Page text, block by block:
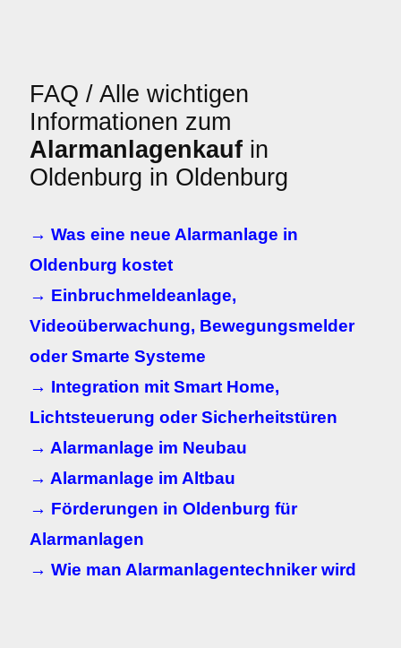
FAQ / Alle wichtigen
Informationen zum
Alarmanlagenkauf in
Oldenburg in Oldenburg
→ Was eine neue Alarmanlage in
Oldenburg kostet
→ Einbruchmeldeanlage,
Videoüberwachung, Bewegungsmelder
oder Smarte Systeme
→ Integration mit Smart Home,
Lichtsteuerung oder Sicherheitstüren
→ Alarmanlage im Neubau
→ Alarmanlage im Altbau
→ Förderungen in Oldenburg für
Alarmanlagen
→ Wie man Alarmanlagentechniker wird